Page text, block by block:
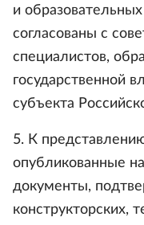
и
согласованы с
специалистов,
государственной
субъекта
5. К
опубликованные
документы,
конструкторских,